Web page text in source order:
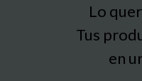
Lo
Tus
en